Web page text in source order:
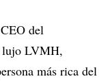
del
lujo LVMH,
más rica del